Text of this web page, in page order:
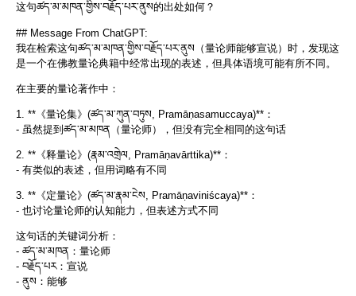
这句ཚད་མ་མཁན་གྱིས་བརྗོད་པར་ནུས的出处如何？
## Message From ChatGPT:
我在检索这句ཚད་མ་མཁན་གྱིས་བརྗོད་པར་ནུས（量论师能够宣说）时，发现这
是一个在佛教量论典籍中经常出现的表述，但具体语境可能有所不同。
在主要的量论著作中：
1. **《量论集》(ཚད་མ་ཀུན་བཏུས, Pramāṇasamuccaya)**：
- 虽然提到ཚད་མ་མཁན（量论师），但没有完全相同的这句话
2. **《释量论》(རྣམ་འགྲེལ, Pramāṇavārttika)**：
- 有类似的表述，但用词略有不同
3. **《定量论》(ཚད་མ་རྣམ་ངེས, Pramāṇaviniścaya)**：
- 也讨论量论师的认知能力，但表述方式不同
这句话的关键词分析：
- ཚད་མ་མཁན：量论师
- བརྗོད་པར：宣说
- ནུས：能够